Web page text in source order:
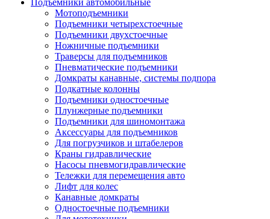
Подъемники автомобильные
Мотоподъемники
Подъемники четырехстоечные
Подъемники двухстоечные
Ножничные подъемники
Траверсы для подъемников
Пневматические подъемники
Домкраты канавные, системы подпора
Подкатные колонны
Подъемники одностоечные
Плунжерные подъемники
Подъемники для шиномонтажа
Аксессуары для подъемников
Для погрузчиков и штабелеров
Краны гидравлические
Насосы пневмогидравлические
Тележки для перемещения авто
Лифт для колес
Канавные домкраты
Одностоечные подъемники